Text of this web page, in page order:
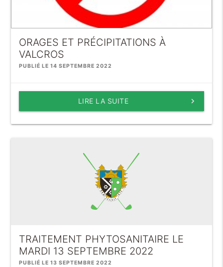
ORAGES ET PRÉCIPITATIONS À
VALCROS
PUBLIÉ LE 14 SEPTEMBRE 2022
keyboard_arrow_right
LIRE LA SUITE
TRAITEMENT PHYTOSANITAIRE LE
MARDI 13 SEPTEMBRE 2022
PUBLIÉ LE 13 SEPTEMBRE 2022